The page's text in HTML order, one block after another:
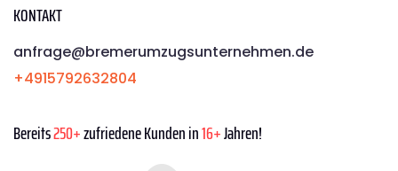
KONTAKT
anfrage@bremerumzugsunternehmen.de
+4915792632804
Bereits250+zufriedene Kunden in16+Jahren!